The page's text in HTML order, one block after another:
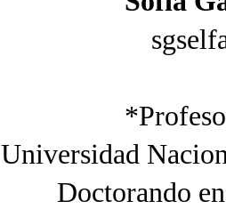
Universidad
Doctorando